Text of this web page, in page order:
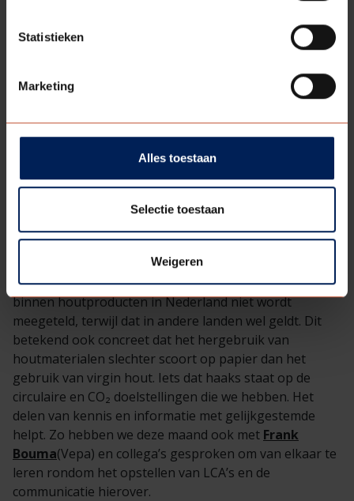
Statistieken
Marketing
Alles toestaan
Selectie toestaan
Weigeren
Aantoonbaarheid en transparantie is key als het
aankomt op verduurzamen. Als fabrikant leveren wij de
grootste impact binnen scope 3. De inkoop van onze
grondstoffen om onze eindproducten te produceren
opstellen van LCA’s brengen we precies in kaart waar
de grootste impact ligt en kunnen we gerichter en
sneller verduurzamen. Daarnaast laten we deze LCA’s
verifiëren en publiceren in deNMDzodat onze klanten
met onze producten een MPG berekening kunnen
maken. Afgelopen maand heb ik zowel intern als extern
verschillende bijeenkomsten gehad. Een belangrijk
knelpunt waar we tegenaan lopen is dat CO₂opslag
binnen houtproducten in Nederland niet wordt
meegeteld, terwijl dat in andere landen wel geldt. Dit
betekend ook concreet dat het hergebruik van
houtmaterialen slechter scoort op papier dan het
gebruik van virgin hout. Iets dat haaks staat op de
circulaire en CO₂ doelstellingen die we hebben. Het
delen van kennis en informatie met gelijkgestemde
helpt. Zo hebben we deze maand ook met Frank
Bouma(Vepa) en collega’s gesproken om van elkaar te
leren rondom het opstellen van LCA’s en de
communicatie hierover.